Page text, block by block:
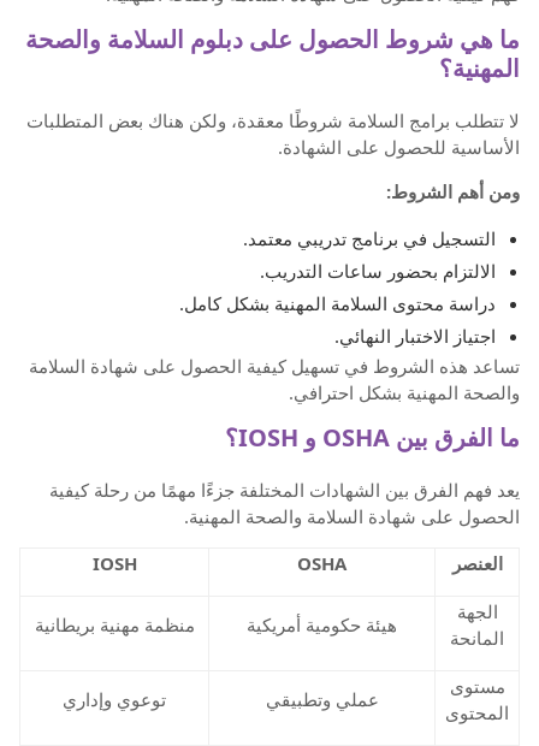
ما هي شروط الحصول على دبلوم السلامة والصحة
المهنية؟
لا تتطلب برامج السلامة شروطًا معقدة، ولكن هناك بعض المتطلبات
الأساسية للحصول على الشهادة.
ومن أهم الشروط:
التسجيل في برنامج تدريبي معتمد.
الالتزام بحضور ساعات التدريب.
دراسة محتوى السلامة المهنية بشكل كامل.
اجتياز الاختبار النهائي.
تساعد هذه الشروط في تسهيل كيفية الحصول على شهادة السلامة
والصحة المهنية بشكل احترافي.
ما الفرق بين OSHA و IOSH؟
يعد فهم الفرق بين الشهادات المختلفة جزءًا مهمًا من رحلة كيفية
الحصول على شهادة السلامة والصحة المهنية.
العنصر
OSHA
IOSH
الجهة
المانحة
هيئة حكومية أمريكية منظمة مهنية بريطانية
مستوى
المحتوى
عملي وتطبيقي توعوي وإداري